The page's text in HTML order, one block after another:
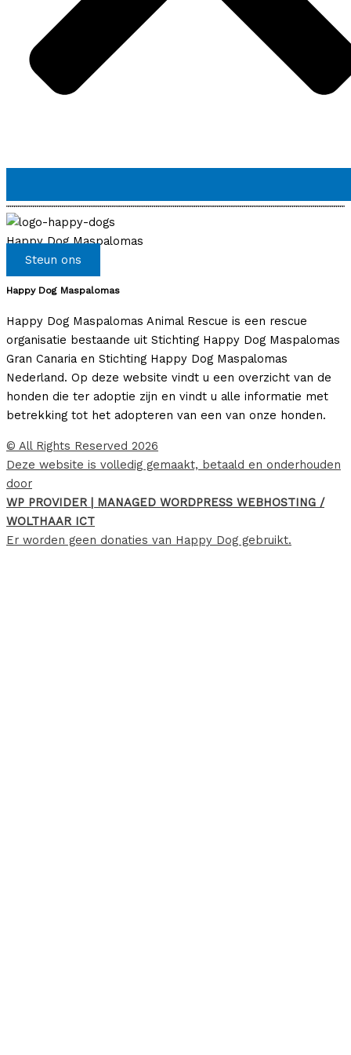
Happy Dog Maspalomas
Steun ons
Happy Dog Maspalomas
Happy Dog Maspalomas Animal Rescue is een rescue
organisatie bestaande uit Stichting Happy Dog Maspalomas
Gran Canaria en Stichting Happy Dog Maspalomas
Nederland. Op deze website vindt u een overzicht van de
honden die ter adoptie zijn en vindt u alle informatie met
betrekking tot het adopteren van een van onze honden.
© All Rights Reserved 2026
Deze website is volledig gemaakt, betaald en onderhouden
door
WP PROVIDER | MANAGED WORDPRESS WEBHOSTING /
WOLTHAAR ICT
Er worden geen donaties van Happy Dog gebruikt.